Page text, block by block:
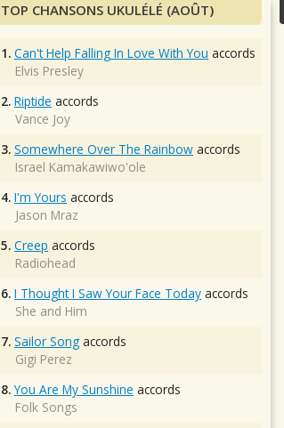
TOP CHANSONS UKULÉLÉ (AOÛT)
1. Can't Help Falling In Love With You accords
Elvis Presley
2. Riptide accords
Vance Joy
3. Somewhere Over The Rainbow accords
Israel Kamakawiwo'ole
4. I'm Yours accords
Jason Mraz
5. Creep accords
Radiohead
6. I Thought I Saw Your Face Today accords
She and Him
7. Sailor Song accords
Gigi Perez
8. You Are My Sunshine accords
Folk Songs